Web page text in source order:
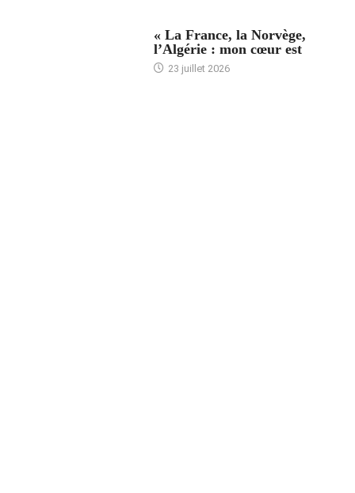
« La France, la Norvège,
l’Algérie : mon cœur est
23 juillet 2026